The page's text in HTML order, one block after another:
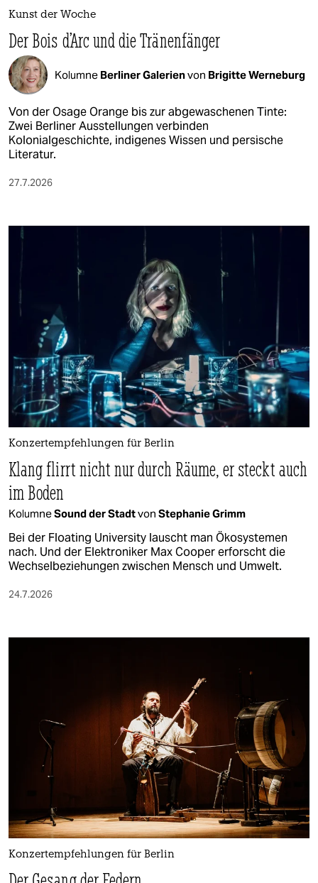
Kunst der Woche
Der Bois d’Arc und die Tränenfänger
Kolumne Berliner Galerienvon Brigitte Werneburg
Von der Osage Orange bis zur abgewaschenen Tinte:
Zwei Berliner Ausstellungen verbinden
Kolonialgeschichte, indigenes Wissen und persische
Literatur.
27.7.2026
Konzertempfehlungen für Berlin
Klang flirrt nicht nur durch Räume, er steckt auch
im Boden
KolumneSound der Stadtvon Stephanie Grimm
Bei der Floating University lauscht man Ökosystemen
nach. Und der Elektroniker Max Cooper erforscht die
Wechselbeziehungen zwischen Mensch und Umwelt.
24.7.2026
Konzertempfehlungen für Berlin